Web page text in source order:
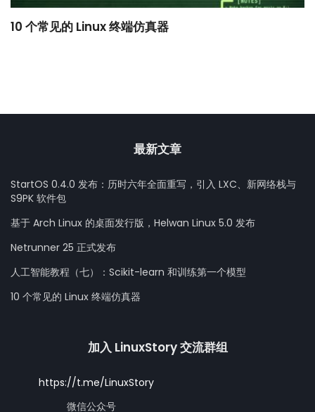
10 个常见的 Linux 终端仿真器
最新文章
StartOS 0.4.0 发布：历时六年全面重写，引入 LXC、新网络栈与
S9PK 软件包
基于 Arch Linux 的桌面发行版，Helwan Linux 5.0 发布
Netrunner 25 正式发布
人工智能教程（七）：Scikit-learn 和训练第一个模型
10 个常见的 Linux 终端仿真器
加入 LinuxStory 交流群组
https://t.me/LinuxStory
微信公众号